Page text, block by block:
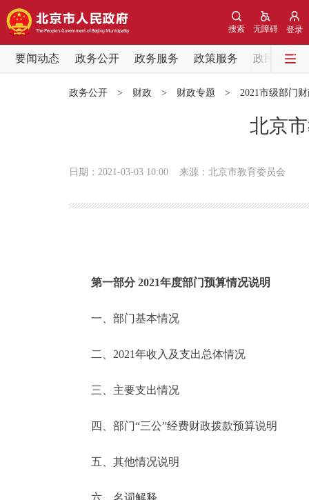
登录
无障碍
搜索
要闻动态 政务公开 政务服务 政策服务
政民互动
便民服务
政务公开 > 财政 > 财政专题 > 2021市级部门
北京
日期：2021-03-03 10:00 来源：北京市教育委员会
第一部分 2021年度部门预算情况说明
一、部门基本情况
二、2021年收入及支出总体情况
三、主要支出情况
四、部门“三公”经费财政拨款预算说明
五、其他情况说明
六、名词解释